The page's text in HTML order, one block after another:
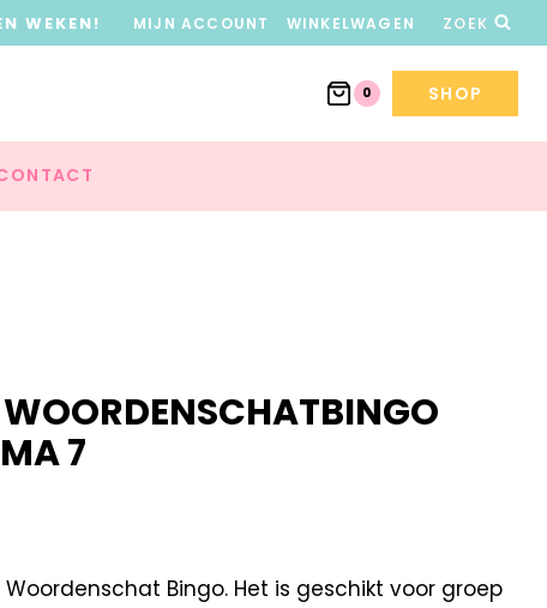
WEKEN! MIJN ACCOUNT WINKELWAGEN ZOEK
0 SHOP
7
Bingo. Het is geschikt voor groep